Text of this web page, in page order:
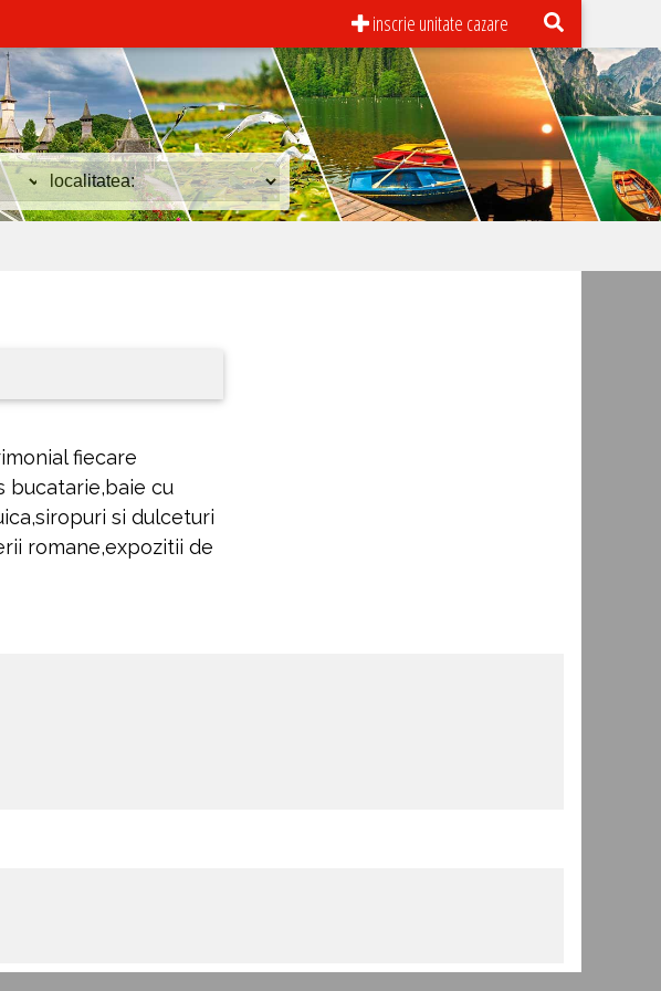
inscrie unitate cazare
fiecare
bucatarie,baie cu
si dulceturi
romane,expozitii de